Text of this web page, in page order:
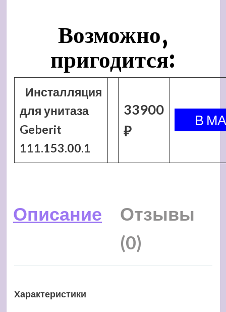
Возможно,
пригодится:
Инсталляция
для унитаза
Geberit
111.153.00.1
33900
₽
Описание
Отзывы
(0)
Характеристики